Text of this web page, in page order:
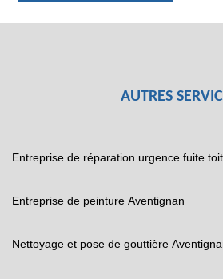
AUTRES
Entreprise de réparation urgence fuite
Entreprise de peinture Aventignan
Nettoyage et pose de gouttière